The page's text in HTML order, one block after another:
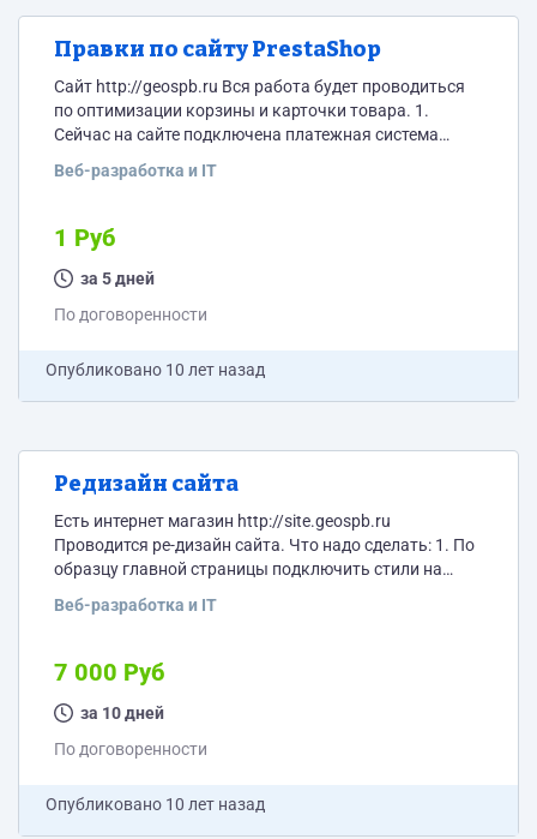
Правки по сайту PrestaShop
Сайт http://geospb.ru Вся работа будет проводиться
по оптимизации корзины и карточки товара. 1.
Сейчас на сайте подключена платежная система
протестирован и готов к работе. Необходимо
рабочий режим Тинькофф. Так же необходимо стили
этого модуля привести в соответствие со стилем
сайта. 2. Работы по корзине. Купоны переименовать
Веб-разработка и IT
1 Руб
за 5 дней
По договоренности
Опубликовано 10 лет назад
Редизайн сайта
Есть интернет магазин http://site.geospb.ru
Проводится ре-дизайн сайта. Что надо сделать: 1. По
образцу главной страницы подключить стили на
элементы верстки. 2. Подключить на главную
второстепенных подключено). 3. Каталог на
отредактировать в соответствии с новым дизайном.
4. В подвале необходимо будет поправить ссылку
из кода оставленный не грамотным...
Веб-разработка и IT
7 000 Руб
за 10 дней
По договоренности
Опубликовано 10 лет назад